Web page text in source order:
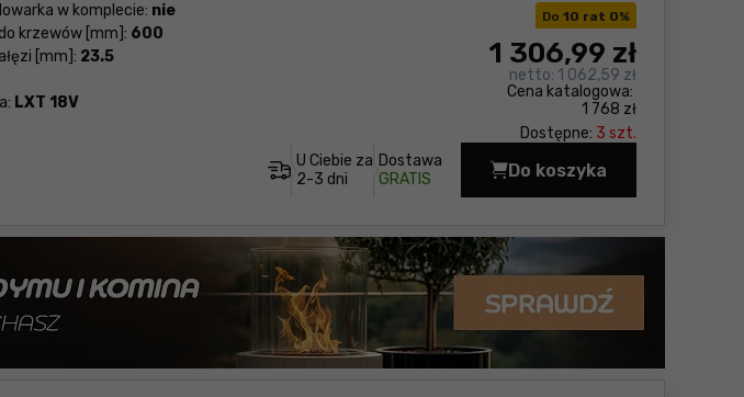
w komplecie: nie
krzewów [mm]: 600
[mm]: 23.5
LXT 18V
Do 10 rat 0%
Cena katalogowa:
1 768 zł
1 306,99 zł
netto: 1 062,59 zł
Dostępne: 3 szt.
U Ciebie za
2-3 dni
Dostawa
GRATIS
Do koszyka
Nożyce do żywopłotu